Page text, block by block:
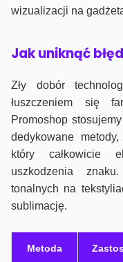
wizualizacji na
Jak uniknąć
Zły dobór
łuszczeniem się
Promoshop
dedykowane
który całkowicie
uszkodzenia
tonalnych na
sublimację.
Metoda